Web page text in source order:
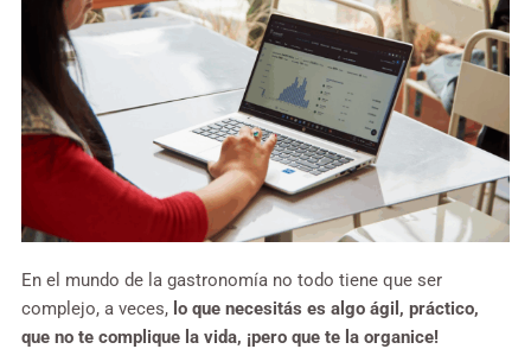
En el mundo de la gastronomía no todo tiene que ser
complejo, a veces, lo que necesitás es algo ágil, práctico,
que no te complique la vida, ¡pero que te la organice!